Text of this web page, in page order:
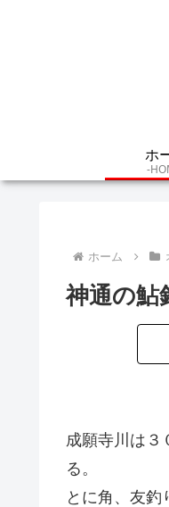
ホ
-
ホーム
神通の鮎
成願寺川は３
る。
とに角、友